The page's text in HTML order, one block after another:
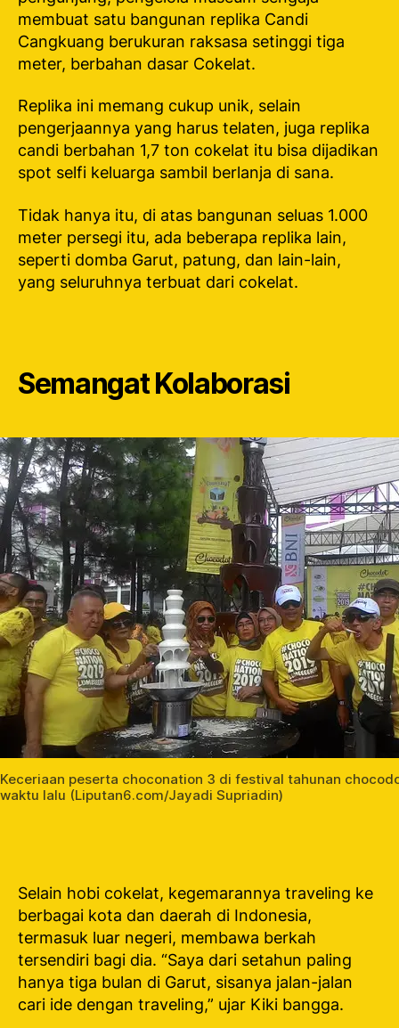
membuat satu bangunan replika Candi
Cangkuang berukuran raksasa setinggi tiga
meter, berbahan dasar Cokelat.
Replika ini memang cukup unik, selain
pengerjaannya yang harus telaten, juga replika
candi berbahan 1,7 ton cokelat itu bisa dijadikan
spot selfi keluarga sambil berlanja di sana.
Tidak hanya itu, di atas bangunan seluas 1.000
meter persegi itu, ada beberapa replika lain,
seperti domba Garut, patung, dan lain-lain,
yang seluruhnya terbuat dari cokelat.
Semangat Kolaborasi
Keceriaan peserta choconation 3 di festival tahunan
waktu lalu (Liputan6.com/Jayadi Supriadin)
Selain hobi cokelat, kegemarannya traveling ke
berbagai kota dan daerah di Indonesia,
termasuk luar negeri, membawa berkah
tersendiri bagi dia. “Saya dari setahun paling
hanya tiga bulan di Garut, sisanya jalan-jalan
cari ide dengan traveling,” ujar Kiki bangga.